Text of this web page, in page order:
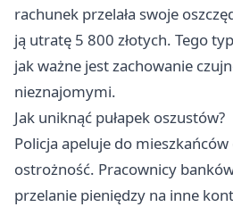
rachunek przelała swoje
ją utratę 5 800 złotych. Tego
jak ważne jest zachowanie
nieznajomymi.
Jak uniknąć pułapek oszustów?
Policja apeluje do mieszkańców
ostrożność. Pracownicy
przelanie pieniędzy na inne